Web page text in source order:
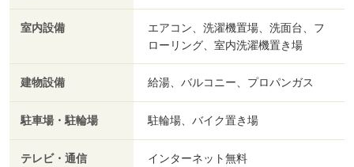
室内設備
エアコン、洗濯機置場、洗面台、フ
ローリング、室内洗濯機置き場
建物設備 給湯、バルコニー、プロパンガス
駐車場・駐輪場 駐輪場、バイク置き場
テレビ・通信 インターネット無料